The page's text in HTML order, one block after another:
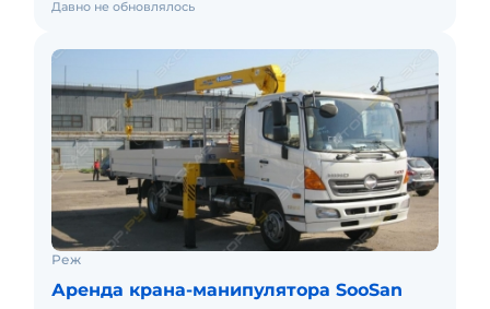
Давно не обновлялось
Реж
Аренда крана-манипулятора SooSan